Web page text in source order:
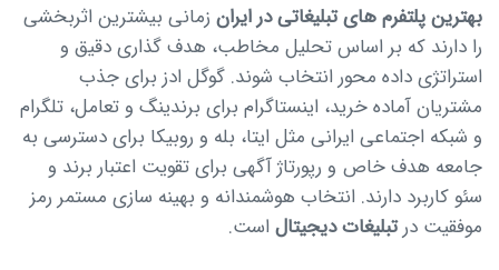
بهترین پلتفرم های تبلیغاتی در ایران زمانی بیشترین اثربخشی
را دارند که بر اساس تحلیل مخاطب، هدف گذاری دقیق و
استراتژی داده محور انتخاب شوند. گوگل ادز برای جذب
مشتریان آماده خرید، اینستاگرام برای برندینگ و تعامل، تلگرام
و شبکه اجتماعی ایرانی مثل ایتا، بله و روبیکا برای دسترسی به
جامعه هدف خاص و رپورتاژ آگهی برای تقویت اعتبار برند و
سئو کاربرد دارند. انتخاب هوشمندانه و بهینه سازی مستمر رمز
موفقیت درتبلیغات دیجیتال است.